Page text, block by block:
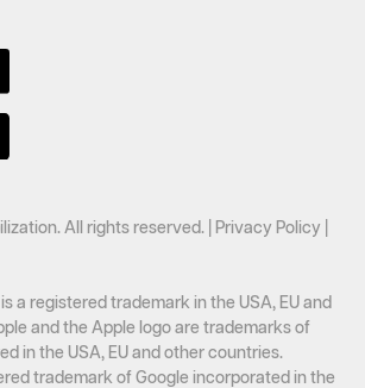
All rights reserved. | Privacy Policy
a registered trademark in the USA, EU and
and the Apple logo are trademarks of
in the USA, EU and other countries.
trademark of Google incorporated in the